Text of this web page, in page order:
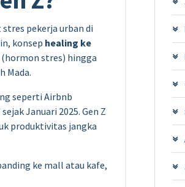
pekerja urban di
konsep healing ke
stres) hingga
Mada.
seperti Airbnb
Januari 2025. Gen Z
produktivitas jangka
ke mall atau kafe,